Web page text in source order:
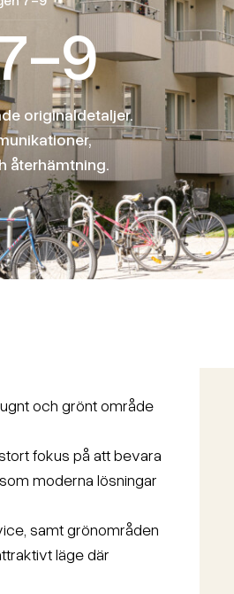
-9
originaldetaljer.
återhämtning.
och grönt område
fokus på att bevara
moderna lösningar
samt grönområden
läge där